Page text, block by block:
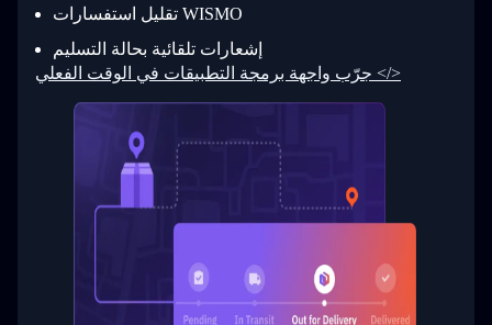
31
33
34
      }
  }
}
تقليل استفسارات WISMO
إشعارات تلقائية بحالة التسليم
جرّب واجهة برمجة التطبيقات في الوقت الفعلي </>